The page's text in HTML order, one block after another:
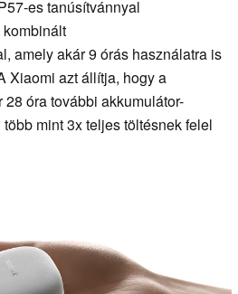
es tanúsítvánnyal
amely akár 9 órás használatra is
Xiaomi azt állítja, hogy a
óra további akkumulátor-
mint 3x teljes töltésnek felel